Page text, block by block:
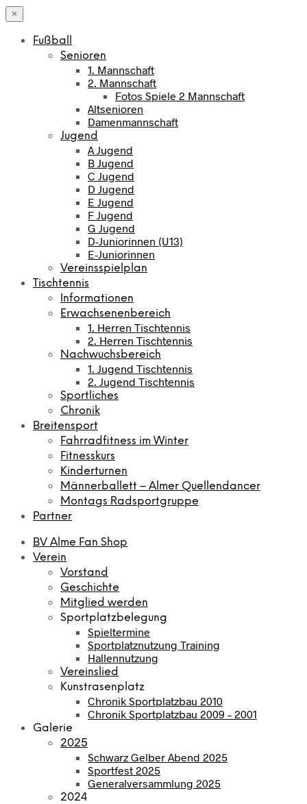
×
Fußball
Senioren
1. Mannschaft
2. Mannschaft
Fotos Spiele 2 Mannschaft
Altsenioren
Damenmannschaft
Jugend
A Jugend
B Jugend
C Jugend
D Jugend
E Jugend
F Jugend
G Jugend
D-Juniorinnen (U13)
E-Juniorinnen
Vereinsspielplan
Tischtennis
Informationen
Erwachsenenbereich
1. Herren Tischtennis
2. Herren Tischtennis
Nachwuchsbereich
1. Jugend Tischtennis
2. Jugend Tischtennis
Sportliches
Chronik
Breitensport
Fahrradfitness im Winter
Fitnesskurs
Kinderturnen
Männerballett – Almer Quellendancer
Montags Radsportgruppe
Partner
BV Alme Fan Shop
Verein
Vorstand
Geschichte
Mitglied werden
Sportplatzbelegung
Spieltermine
Sportplatznutzung Training
Hallennutzung
Vereinslied
Kunstrasenplatz
Chronik Sportplatzbau 2010
Chronik Sportplatzbau 2009 – 2001
Galerie
2025
Schwarz Gelber Abend 2025
Sportfest 2025
Generalversammlung 2025
2024